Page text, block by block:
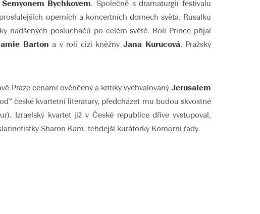
Semyonem Bychkovem. Společně s dramaturgií festivalu
operních a koncertních domech světa. Rusalku
nadšených posluchačů po celém světě. Roli Prince přijal
Barton a v roli cizí kněžny Jana Kurucová. Pražský
Praze cenami ověnčený a kritiky vychvalovanýJerusalem
české kvartetní literatury, předcházet mu budou skvostné
Izraelský kvartet již v České republice dříve vystupoval,
Sharon Kam, tehdejší kurátorky Komorní řady.